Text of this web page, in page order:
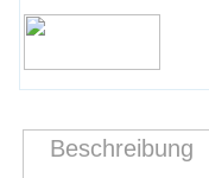
Beschreibung